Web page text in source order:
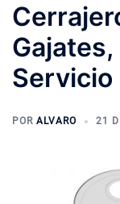
Gajates,
Servicio
POR ALVARO 21